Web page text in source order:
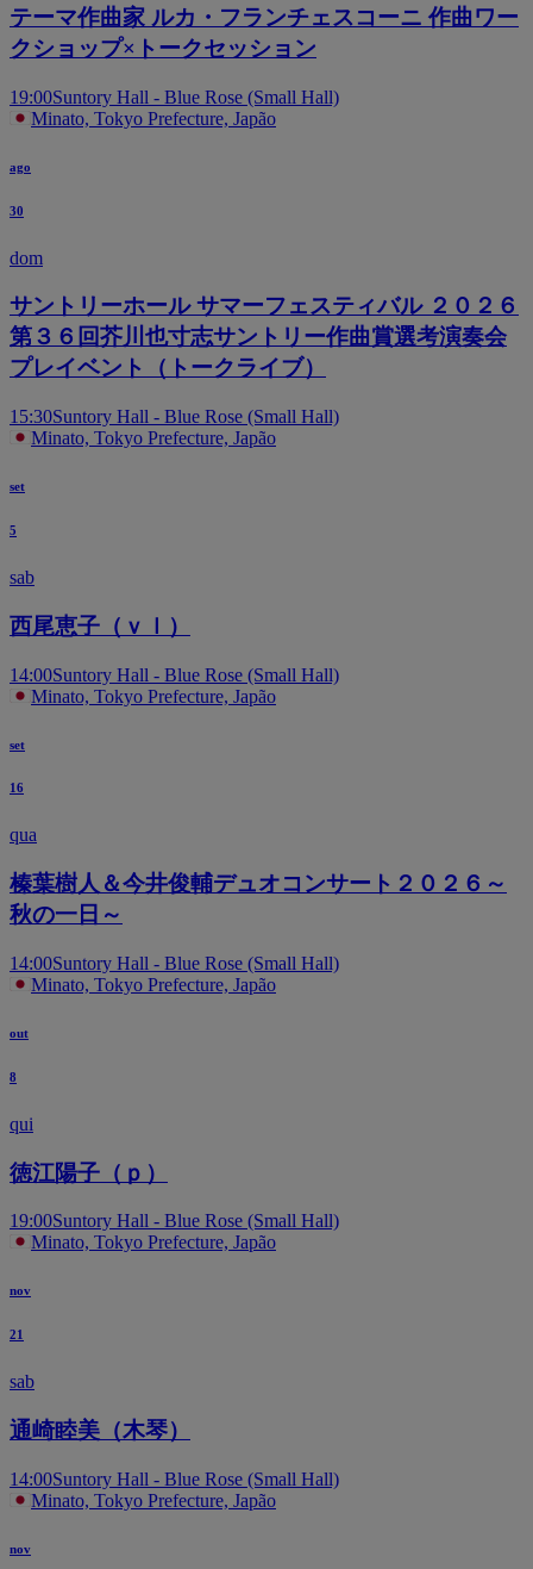
テーマ作曲家 ルカ・フランチェスコーニ 作曲ワー
クショップ×トークセッション
19:00Suntory Hall - Blue Rose (Small Hall)
Minato, Tokyo Prefecture, Japão
ago
30
dom
サントリーホール サマーフェスティバル ２０２６
第３６回芥川也寸志サントリー作曲賞選考演奏会
プレイベント（トークライブ）
15:30Suntory Hall - Blue Rose (Small Hall)
Minato, Tokyo Prefecture, Japão
set
5
sab
西尾恵子（ｖｌ）
14:00Suntory Hall - Blue Rose (Small Hall)
Minato, Tokyo Prefecture, Japão
set
16
qua
榛葉樹人＆今井俊輔デュオコンサート２０２６～
秋の一日～
14:00Suntory Hall - Blue Rose (Small Hall)
Minato, Tokyo Prefecture, Japão
out
8
qui
徳江陽子（ｐ）
19:00Suntory Hall - Blue Rose (Small Hall)
Minato, Tokyo Prefecture, Japão
nov
21
sab
通崎睦美（木琴）
14:00Suntory Hall - Blue Rose (Small Hall)
Minato, Tokyo Prefecture, Japão
nov